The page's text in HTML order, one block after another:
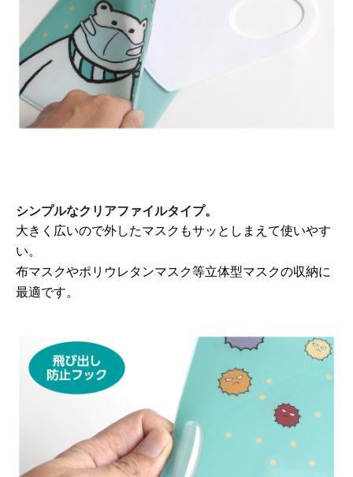
シンプルなクリアファイルタイプ。
大きく広いので外したマスクもサッとしまえて使いやす
い。
布マスクやポリウレタンマスク等立体型マスクの収納に
最適です。